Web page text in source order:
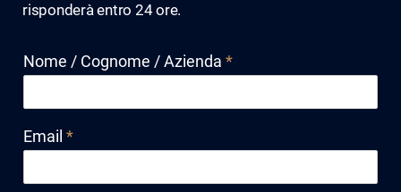
risponderà entro 24 ore.
Nome / Cognome / Azienda *
Email *